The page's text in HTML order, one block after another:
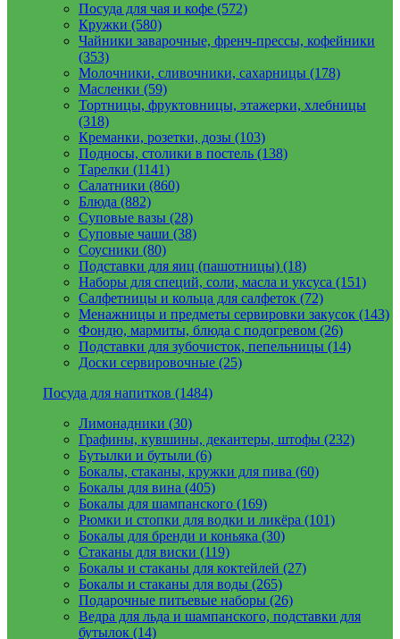
Посуда для чая и кофе (572)
Кружки (580)
Чайники заварочные, френч-прессы, кофейники
(353)
Молочники, сливочники, сахарницы (178)
Масленки (59)
Тортницы, фруктовницы, этажерки, хлебницы
(318)
Креманки, розетки, дозы (103)
Подносы, столики в постель (138)
Тарелки (1141)
Салатники (860)
Блюда (882)
Суповые вазы (28)
Суповые чаши (38)
Соусники (80)
Подставки для яиц (пашотницы) (18)
Наборы для специй, соли, масла и уксуса (151)
Салфетницы и кольца для салфеток (72)
Менажницы и предметы сервировки закусок (143)
Фондю, мармиты, блюда с подогревом (26)
Подставки для зубочисток, пепельницы (14)
Доски сервировочные (25)
Посуда для напитков (1484)
Лимонадники (30)
Графины, кувшины, декантеры, штофы (232)
Бутылки и бутыли (6)
Бокалы, стаканы, кружки для пива (60)
Бокалы для вина (405)
Бокалы для шампанского (169)
Рюмки и стопки для водки и ликёра (101)
Бокалы для бренди и коньяка (30)
Стаканы для виски (119)
Бокалы и стаканы для коктейлей (27)
Бокалы и стаканы для воды (265)
Подарочные питьевые наборы (26)
Ведра для льда и шампанского, подставки для
бутылок (14)